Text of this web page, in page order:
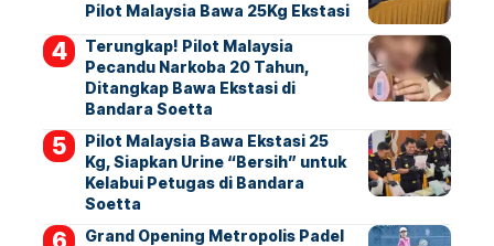
Pilot Malaysia Bawa 25Kg Ekstasi
Terungkap! Pilot Malaysia
Pecandu Narkoba 20 Tahun,
Ditangkap Bawa Ekstasi di
Bandara Soetta
Pilot Malaysia Bawa Ekstasi 25
Kg, Siapkan Urine “Bersih” untuk
Kelabui Petugas di Bandara
Soetta
Grand Opening Metropolis Padel